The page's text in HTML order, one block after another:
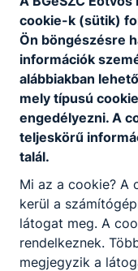
intézmény és
szervezhető,
valamely
tartalmú szakmai
megszerezhető –
A szakmai
részt vevő
A sikeres
képesítő
végzettségi
tanúsít.
cookie-k (sütik)
Ön böngészésre
információk
alábbiakban
mely típusú
engedélyezni. A
teljeskörű
talál.
Mi az a cookie? A
kerül a
látogat meg. A
rendelkeznek.
megjegyzik a